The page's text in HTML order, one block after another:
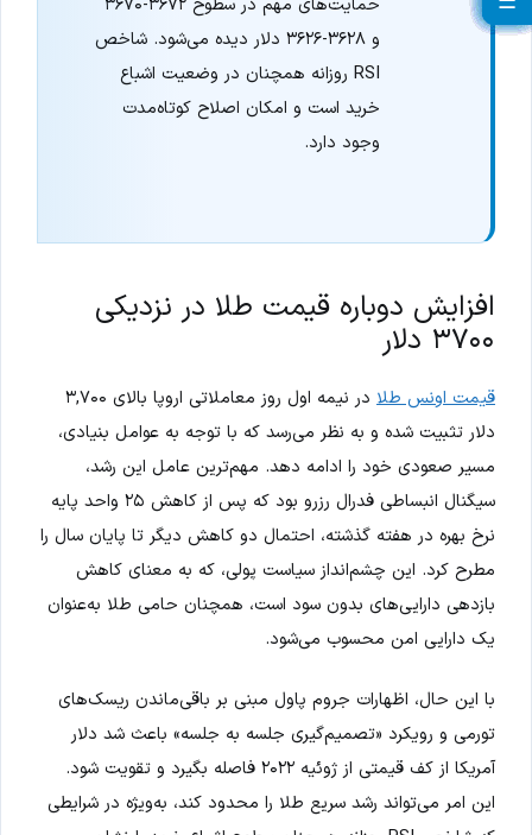
و ۳۶۲۸-۳۶۲۶ دلار دیده می‌شود. شاخص
RSI روزانه همچنان در وضعیت اشباع
خرید است و امکان اصلاح کوتاه‌مدت
وجود دارد.
افزایش دوباره قیمت طلا در نزدیکی
۳۷۰۰ دلار
قیمت اونس طلا
در نیمه اول روز معاملاتی اروپا بالای ۳,۷۰۰
دلار تثبیت شده و به نظر می‌رسد که با توجه به عوامل بنیادی،
مسیر صعودی خود را ادامه دهد. مهم‌ترین عامل این رشد،
سیگنال انبساطی فدرال رزرو بود که پس از کاهش ۲۵ واحد پایه
نرخ بهره در هفته گذشته، احتمال دو کاهش دیگر تا پایان سال را
مطرح کرد. این چشم‌انداز سیاست پولی، که به معنای کاهش
بازدهی دارایی‌های بدون سود است، همچنان حامی طلا به‌عنوان
یک دارایی امن محسوب می‌شود.
با این حال، اظهارات جروم پاول مبنی بر باقی‌ماندن ریسک‌های
تورمی و رویکرد «تصمیم‌گیری جلسه به جلسه» باعث شد دلار
آمریکا از کف قیمتی از ژوئیه ۲۰۲۲ فاصله بگیرد و تقویت شود.
این امر می‌تواند رشد سریع طلا را محدود کند، به‌ویژه در شرایطی